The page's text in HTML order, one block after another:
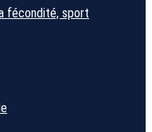
fécondité, sport